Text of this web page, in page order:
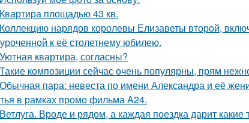
Квартира площадью 43 кв.
Коллекцию нарядов королевы Елизаветы второй,
к её столетнему юбилею.
Уютная квартира, согласны?
Такие композиции сейчас очень популярны, прям
Обычная пара: невеста по имени Александра и её
в рамках промо фильма A24.
Ветлуга. Вроде и рядом, а каждая поездка дарит какие